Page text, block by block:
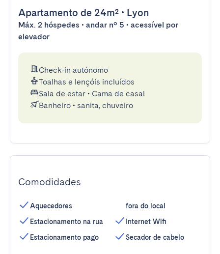
Apartamento de 24m² • Lyon
Máx. 2 hóspedes • andar nº 5 • acessível por
elevador
Check-in autónomo
Toalhas e lençóis incluídos
Sala de estar • Cama de casal
Banheiro • sanita, chuveiro
Comodidades
Aquecedores
Estacionamento na rua
Estacionamento pago
fora do local
Internet Wifi
Secador de cabelo